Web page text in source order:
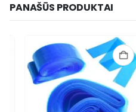
PANAŠŪS PRODUKTAI